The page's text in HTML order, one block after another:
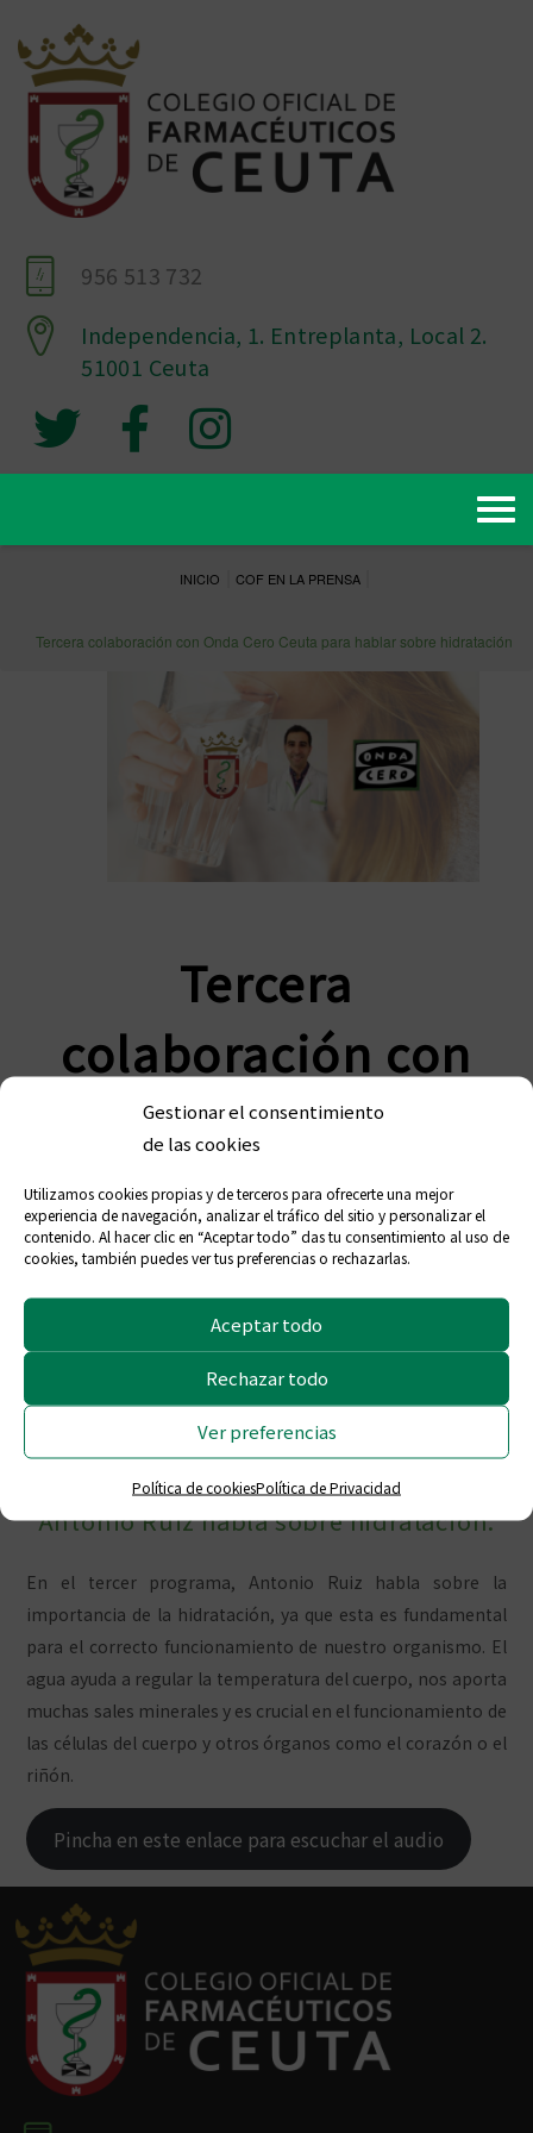
Gestionar el consentimiento
de las cookies
Utilizamos cookies propias y de terceros para ofrecerte una mejor
experiencia de navegación, analizar el tráfico del sitio y personalizar el
contenido. Al hacer clic en “Aceptar todo” das tu consentimiento al uso de
cookies, también puedes ver tus preferencias o rechazarlas.
Aceptar todo
Rechazar todo
Ver preferencias
Política de cookiesPolítica de Privacidad
956 513 732
Independencia, 1. Entreplanta, Local 2.
51001 Ceuta
INICIO COF EN LA PRENSA
Tercera colaboración con Onda Cero Ceuta para hablar sobre hidratación
Tercera
colaboración con
Onda Cero Ceuta
para hablar sobre
hidratación
Durante el mes de agosto varios
integrantes del Colegio Oficial de
Farmacéuticos de Ceuta participan en
el programa ‘Más de Uno Ceuta’ de
‘Onda Cero Ceuta’. En esta ocasión,
Antonio Ruiz habla sobre hidratación.
En el tercer programa, Antonio Ruiz habla sobre la
importancia de la hidratación, ya que esta es fundamental
para el correcto funcionamiento de nuestro organismo. El
agua ayuda a regular la temperatura del cuerpo, nos aporta
muchas sales minerales y es crucial en el funcionamiento de
las células del cuerpo y otros órganos como el corazón o el
riñón.
Pincha en este enlace para escuchar el audio